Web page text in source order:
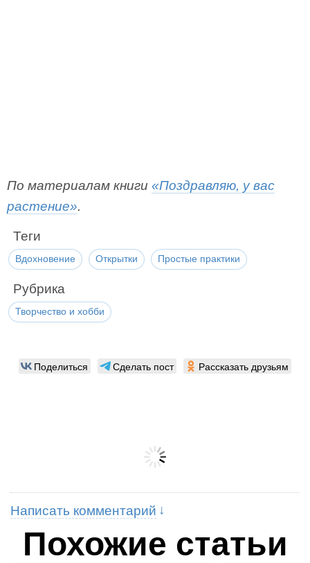
По материалам книги «Поздравляю, у вас
растение».
Теги
Вдохновение Открытки Простые практики
Рубрика
Творчество и хобби
Поделиться Сделать пост Рассказать друзьям
Написать комментарий
Похожие статьи